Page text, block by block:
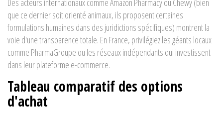
Des acteurs internationaux comme Amazon Pharmacy ou Chewy (bien
que ce dernier soit orienté animaux, ils proposent certaines
formulations humaines dans des juridictions spécifiques) montrent la
voie d'une transparence totale. En France, privilégiez les géants locaux
comme PharmaGroupe ou les réseaux indépendants qui investissent
dans leur plateforme e-commerce.
Tableau comparatif des options
d'achat